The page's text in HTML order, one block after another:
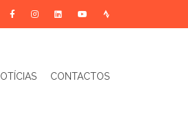
CONTACTOS